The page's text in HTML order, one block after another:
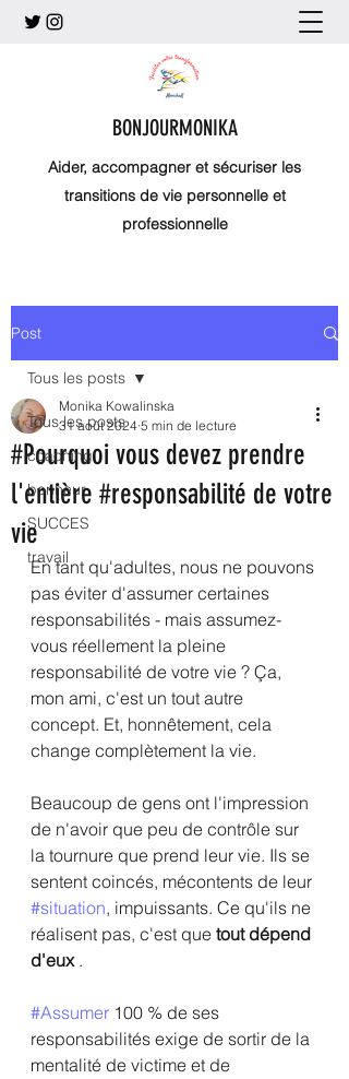
BONJOURMONIKA
Aider, accompagner et sécuriser les
transitions de vie personnelle et
professionnelle
Post
Tous les posts
coaching
bonheur
SUCCES
travail
Tous les posts
#Pourquoi vous devez prendre
l'entière #responsabilité de votre
vie
Monika Kowalinska
31 août 2024 5 min de lecture
En tant qu'adultes, nous ne pouvons
pas éviter d'assumer certaines
responsabilités - mais assumez-
vous réellement la pleine
responsabilité de votre vie ? Ça,
mon ami, c'est un tout autre
concept. Et, honnêtement, cela
change complètement la vie.
Beaucoup de gens ont l'impression
de n'avoir que peu de contrôle sur
la tournure que prend leur vie. Ils se
sentent coincés, mécontents de leur
#situation, impuissants. Ce qu'ils ne
réalisent pas, c'est que tout dépend
d'eux .
#Assumer 100 % de ses
responsabilités exige de sortir de la
mentalité de victime et de